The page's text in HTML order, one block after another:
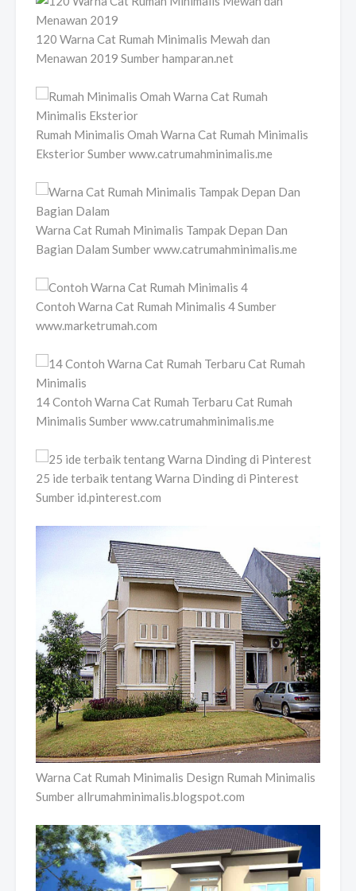
120 Warna Cat Rumah Minimalis Mewah dan
Menawan 2019 Sumber hamparan.net
Rumah Minimalis Omah Warna Cat Rumah Minimalis
Eksterior Sumber www.catrumahminimalis.me
Warna Cat Rumah Minimalis Tampak Depan Dan
Bagian Dalam Sumber www.catrumahminimalis.me
Contoh Warna Cat Rumah Minimalis 4 Sumber
www.marketrumah.com
14 Contoh Warna Cat Rumah Terbaru Cat Rumah
Minimalis Sumber www.catrumahminimalis.me
25 ide terbaik tentang Warna Dinding di Pinterest
Sumber id.pinterest.com
Warna Cat Rumah Minimalis Design Rumah Minimalis
Sumber allrumahminimalis.blogspot.com